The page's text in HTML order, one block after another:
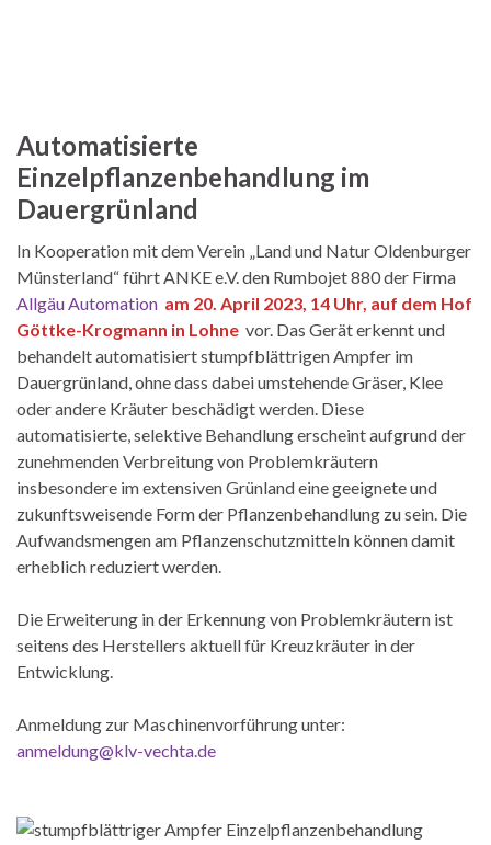
Automatisierte
Einzelpflanzenbehandlung im
Dauergrünland
In Kooperation mit dem Verein „Land und Natur Oldenburger
Münsterland“ führt ANKE e.V. den Rumbojet 880 der Firma
Allgäu Automation am 20. April 2023, 14 Uhr, auf dem Hof
Göttke-Krogmann in Lohne vor. Das Gerät erkennt und
behandelt automatisiert stumpfblättrigen Ampfer im
Dauergrünland, ohne dass dabei umstehende Gräser, Klee
oder andere Kräuter beschädigt werden. Diese
automatisierte, selektive Behandlung erscheint aufgrund der
zunehmenden Verbreitung von Problemkräutern
insbesondere im extensiven Grünland eine geeignete und
zukunftsweisende Form der Pflanzenbehandlung zu sein. Die
Aufwandsmengen am Pflanzenschutzmitteln können damit
erheblich reduziert werden.
Die Erweiterung in der Erkennung von Problemkräutern ist
seitens des Herstellers aktuell für Kreuzkräuter in der
Entwicklung.
Anmeldung zur Maschinenvorführung unter:
anmeldung@klv-vechta.de